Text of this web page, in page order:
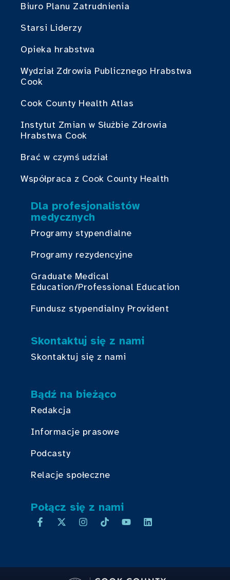
Biuro Planu Zatrudnienia
Starsi Liderzy
Opieka hrabstwa
Wydział Zdrowia Publicznego Hrabstwa
Cook
Cook County Health Atlas
Instytut Zmian w Służbie Zdrowia
Hrabstwa Cook
Brać w czymś udział
Współpraca z Cook County Health
Dla profesjonalistów
medycznych
Programy stypendialne
Programy rezydencyjne
Graduate Medical
Education/Professional Education
Fundusz stypendialny Provident
Skontaktuj się z nami
Skontaktuj się z nami
Bądź na bieżąco
Redakcja
Informacje prasowe
Podcasty
Relacje społeczne
Połącz się z nami